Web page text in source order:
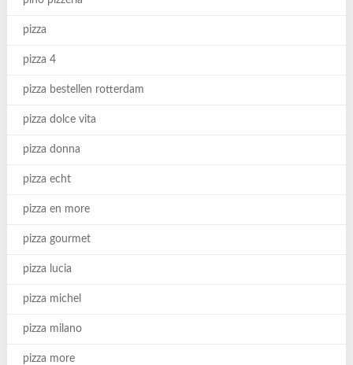
pizza
pizza 4
pizza bestellen rotterdam
pizza dolce vita
pizza donna
pizza echt
pizza en more
pizza gourmet
pizza lucia
pizza michel
pizza milano
pizza more